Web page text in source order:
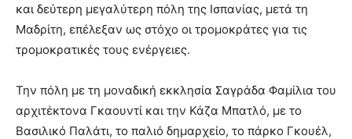
και δεύτερη μεγαλύτερη πόλη της Ισπανίας, μετά τη
Μαδρίτη, επέλεξαν ως στόχο οι τρομοκράτες για τις
τρομοκρατικές τους ενέργειες.
Την πόλη με τη μοναδική εκκλησία Σαγράδα Φαμίλια του
αρχιτέκτονα Γκαουντί και την Κάζα Μπατλό, με το
Βασιλικό Παλάτι, το παλιό δημαρχείο, το πάρκο Γκουέλ,